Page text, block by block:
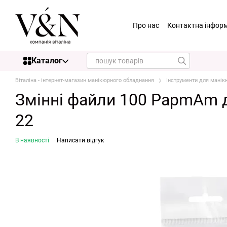
Перейти до основного контенту
Про нас Контактна
Каталог
Віталіна - інтернет-магазин манікюрного обладнання Інструменти для
Змінні файли 100
22
В наявності Написати відгук